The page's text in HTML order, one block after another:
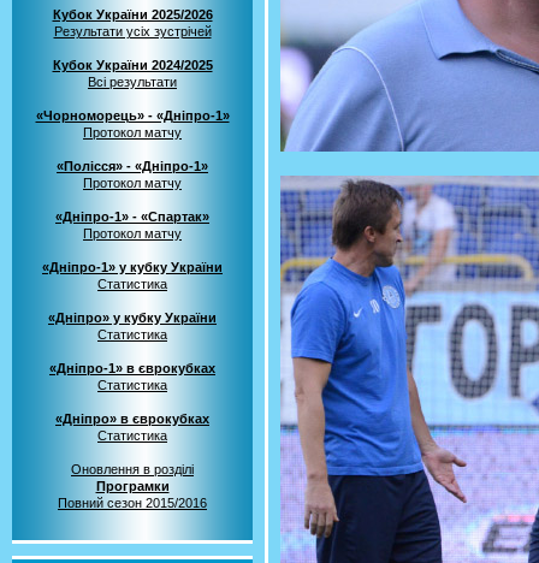
Кубок України 2025/2026
Результати усіх зустрічей
Кубок України 2024/2025
Всі результати
«Чорноморець» - «Дніпро-1»
Протокол матчу
«Полісся» - «Дніпро-1»
Протокол матчу
«Дніпро-1» - «Спартак»
Протокол матчу
«Дніпро-1» у кубку України
Статистика
«Дніпро» у кубку України
Статистика
«Дніпро-1» в єврокубках
Статистика
«Дніпро» в єврокубках
Статистика
Оновлення в розділі
Програмки
Повний сезон 2015/2016